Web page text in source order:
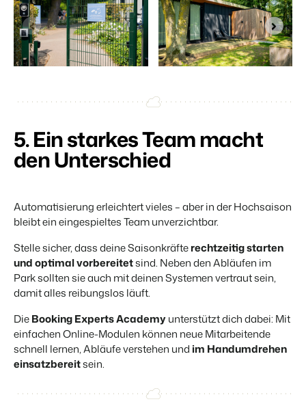
5. Ein starkes Team macht
den Unterschied
Automatisierung erleichtert vieles –aber in der Hochsaison
bleibt ein eingespieltes Team unverzichtbar.
Stelle sicher, dass deine Saisonkräfterechtzeitig starten
und optimal vorbereitetsind. Neben den Abläufen im
Park sollten sie auch mit deinen Systemen vertrautsein,
damit alles reibungslos läuft.
DieBooking Experts Academyunterstützt dich dabei: Mit
einfachen Online-Modulen können neue Mitarbeitende
schnell lernen, Abläufe verstehen und im Handumdrehen
einsatzbereitsein.